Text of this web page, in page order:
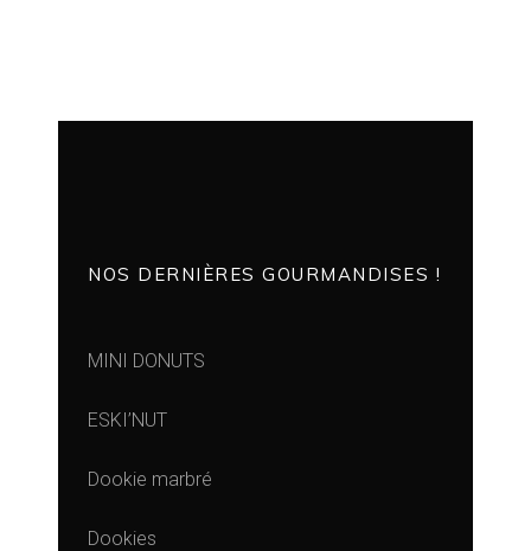
NOS DERNIÈRES GOURMANDISES !
MINI DONUTS
ESKI’NUT
Dookie marbré
Dookies